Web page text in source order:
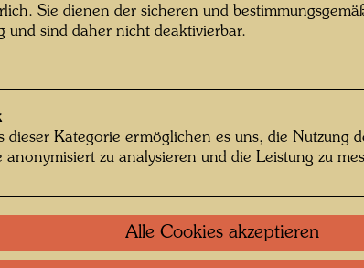
Sie dienen der sicheren und
und sind daher nicht deaktivierbar.
dieser Kategorie ermöglichen es uns, die Nutzung
anonymisiert zu analysieren und die Leistung zu
Alle Cookies akzeptieren